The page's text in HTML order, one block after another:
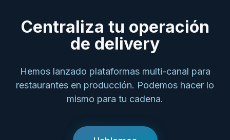
Centraliza tu operación
de delivery
Hemos lanzado plataformas multi-canal para
restaurantes en producción. Podemos hacer lo
mismo para tu cadena.